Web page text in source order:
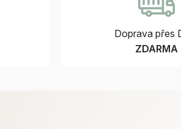
Doprava přes
ZDARMA